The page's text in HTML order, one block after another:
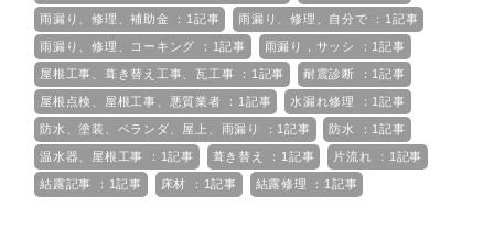
雨漏り、修理、補助金 ：1記事 雨漏り、修理、自分で ：1記事
雨漏り、修理、コーキング ：1記事 雨漏り，サッシ ：1記事
屋根工事、葺き替え工事、瓦工事 ：1記事 耐震診断 ：1記事
屋根点検、屋根工事、悪質業者 ：1記事 水漏れ修理 ：1記事
防水、塗装、ベランダ、屋上、雨漏り ：1記事 防水 ：1記事
温水器、屋根工事 ：1記事 葺き替え ：1記事 片流れ ：1記事
結露記事 ：1記事 床材 ：1記事 結露修理 ：1記事